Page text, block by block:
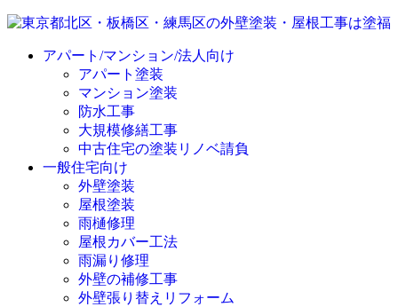
アパート/マンション/法人向け
アパート塗装
マンション塗装
防水工事
大規模修繕工事
中古住宅の塗装リノベ請負
一般住宅向け
外壁塗装
屋根塗装
雨樋修理
屋根カバー工法
雨漏り修理
外壁の補修工事
外壁張り替えリフォーム